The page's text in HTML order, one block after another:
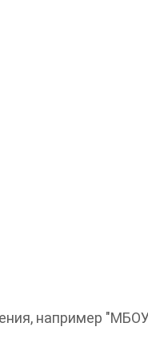
например